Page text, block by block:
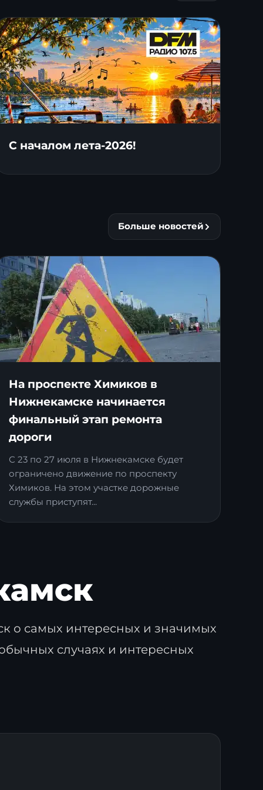
С началом лета-2026!
Больше новостей
На проспекте Химиков в
Нижнекамске начинается
финальный этап ремонта
дороги
С 23 по 27 июля в Нижнекамске будет
ограничено движение по проспекту
Химиков. На этом участке дорожные
службы приступят...
о самых интересных и значимых
случаях и интересных